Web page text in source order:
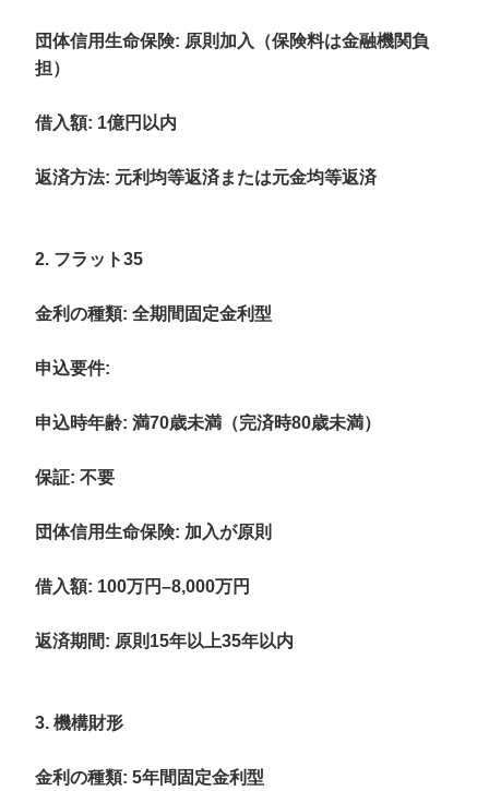
団体信用生命保険: 原則加入（保険料は金融機関負
担）
借入額: 1億円以内
返済方法: 元利均等返済または元金均等返済
2. フラット35
金利の種類: 全期間固定金利型
申込要件:
申込時年齢: 満70歳未満（完済時80歳未満）
保証: 不要
団体信用生命保険: 加入が原則
借入額: 100万円–8,000万円
返済期間: 原則15年以上35年以内
3. 機構財形
金利の種類: 5年間固定金利型